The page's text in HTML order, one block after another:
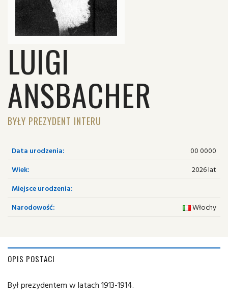
LUIGI
ANSBACHER
BYŁY PREZYDENT INTERU
Data urodzenia:
00 0000
Wiek:
2026 lat
Miejsce urodzenia:
Narodowość:
Włochy
OPIS POSTACI
Był prezydentem w latach 1913-1914.